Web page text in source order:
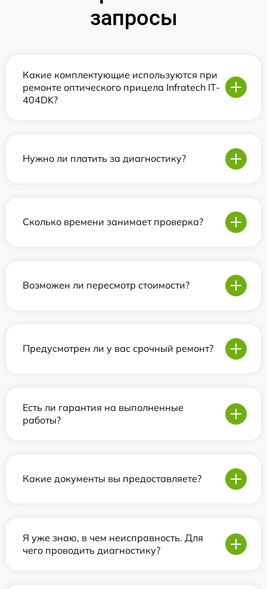
запросы
Какие комплектующие используются при
ремонте оптического прицела Infratech IT-
404DK?
Нужно ли платить за диагностику?
Сколько времени занимает проверка?
Возможен ли пересмотр стоимости?
Предусмотрен ли у вас срочный ремонт?
Есть ли гарантия на выполненные
работы?
Какие документы вы предоставляете?
Я уже знаю, в чем неисправность. Для
чего проводить диагностику?